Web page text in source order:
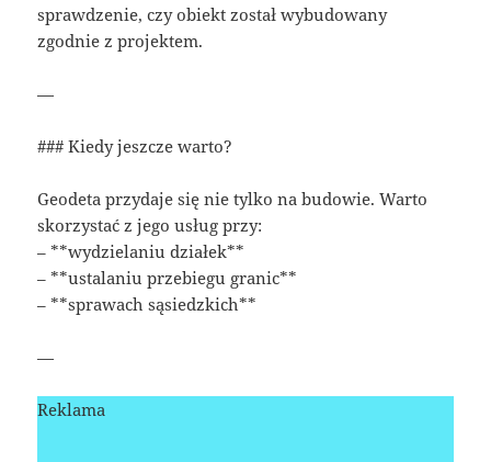
sprawdzenie, czy obiekt został wybudowany
zgodnie z projektem.
—
### Kiedy jeszcze warto?
Geodeta przydaje się nie tylko na budowie. Warto
skorzystać z jego usług przy:
– **wydzielaniu działek**
– **ustalaniu przebiegu granic**
– **sprawach sąsiedzkich**
—
Reklama